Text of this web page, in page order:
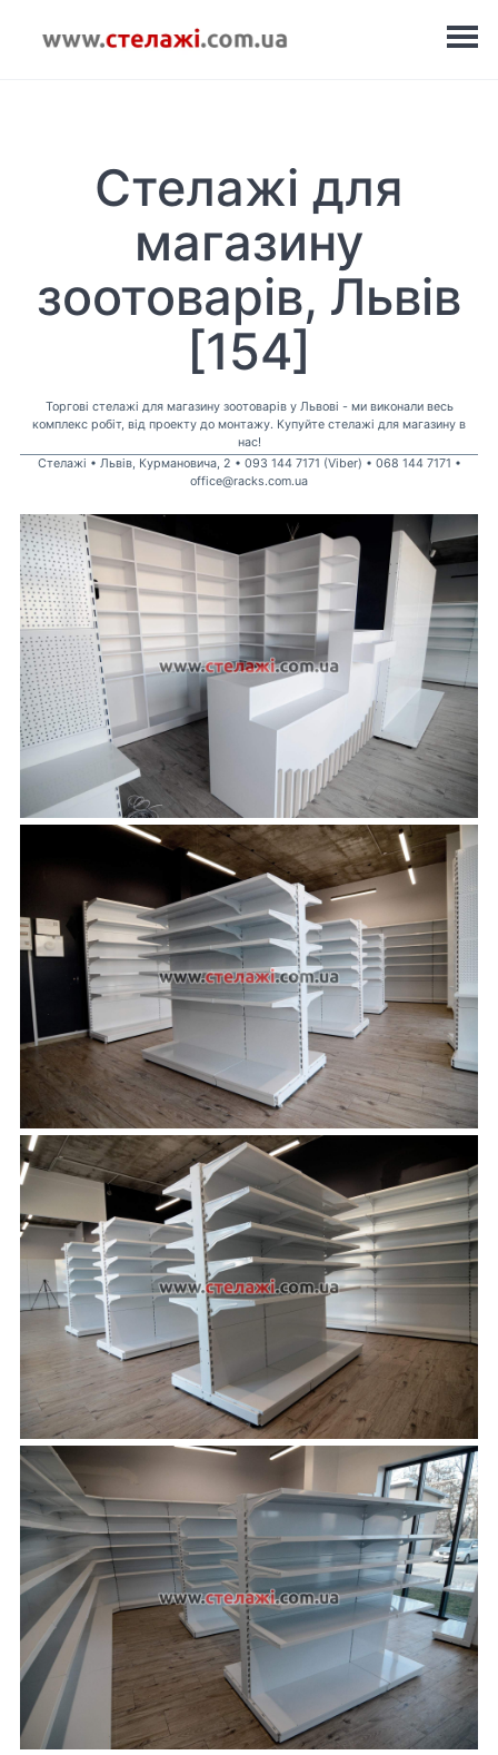
Стелажі для
магазину
зоотоварів, Львів
[154]
Торгові стелажі для магазину зоотоварів у Львові - ми виконали весь
комплекс робіт, від проекту до монтажу. Купуйте стелажі для магазину в
нас!
Стелажі • Львів, Курмановича, 2 • 093 144 7171 (Viber) • 068 144 7171 •
office@racks.com.ua